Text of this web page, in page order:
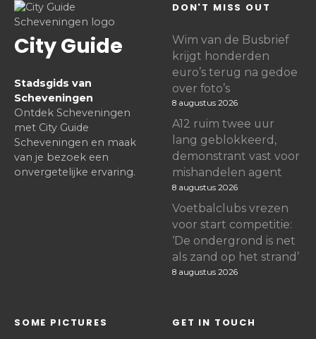
City Guide
Stadsgids van
Scheveningen
Ontdek Scheveningen
met City Guide
Scheveningen en maak
van je bezoek een
onvergetelijke ervaring.
DON'T MISS OUT
Wim van de Busbrief
krijgt honderden
euro’s terug na gedoe
over foto’s
8 augustus 2026
A12 ruim twee uur
lang geblokkeerd,
demonstrant vast voor
mishandelen agent
8 augustus 2026
Voetbalclubs vrezen
voor start competitie:
‘De ondergrond is net
als zand op het strand’
8 augustus 2026
SOME PICTURES GET IN TOUCH